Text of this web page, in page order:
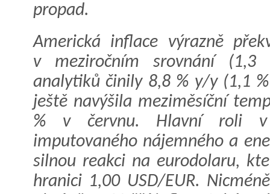
propad.
Americká inflace výrazně
v meziročním srovnání
analytiků činily 8,8 % y/y (1,1
ještě navýšila meziměsíční
% v červnu. Hlavní roli v
imputovaného nájemného a
silnou reakci na eurodolaru,
hranici 1,00 USD/EUR.